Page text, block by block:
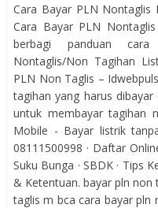
Cara Bayar PLN Nontaglis
Cara Bayar PLN
berbagi panduan cara
Nontaglis/Non Tagihan
PLN Non Taglis –
tagihan yang harus
untuk membayar tagihan
Mobile - Bayar listrik
08111500998 · Daftar
Suku Bunga · SBDK · Tips
& Ketentuan. bayar pln non
taglis m bca cara bayar pln